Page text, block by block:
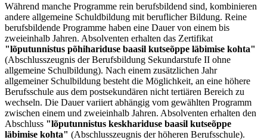
Während manche Programme rein berufsbildend sind, kombinieren
andere allgemeine Schuldbildung mit beruflicher Bildung. Reine
berufsbildende Programme haben eine Dauer von einem bis
zweieinhalb Jahren. Absolventen erhalten das Zertifikat
"lõputunnistus põhihariduse baasil kutseõppe läbimise kohta"
(Abschlusszeugnis der Berufsbildung Sekundarstufe II ohne
allgemeine Schulbildung). Nach einem zusätzlichen Jahr
allgemeiner Schulbildung besteht die Möglichkeit, an eine höhere
Berufsschule aus dem postsekundären nicht tertiären Bereich zu
wechseln. Die Dauer variiert abhängig vom gewählten Programm
zwischen einem und zweieinhalb Jahren. Absolventen erhalten den
Abschluss "lõputunnistus keskhariduse baasil kutseõppe
läbimise kohta" (Abschlusszeugnis der höheren Berufsschule).